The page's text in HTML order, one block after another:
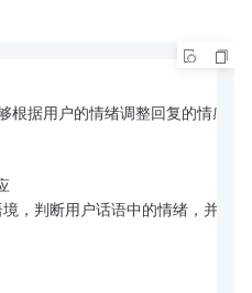
根据用户的情绪调整回复的情感。
判断用户话语中的情绪，并以